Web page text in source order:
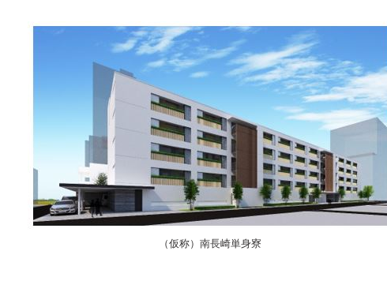
（仮称）南長崎単身寮